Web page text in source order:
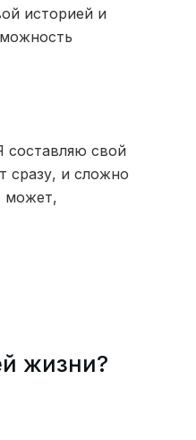
историей и
составляю свой
сразу, и сложно
может,
жизни?